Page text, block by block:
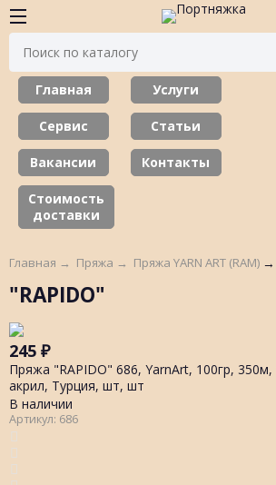
Главная Услуги
Сервис Статьи
Вакансии Контакты
Стоимость
доставки
Главная → Пряжа → Пряжа YARN ART (RAM) →
"RAPIDO"
245 ₽
Пряжа "RAPIDO" 686, YarnArt, 100гр,
акрил, Турция, шт, шт
В наличии
Артикул: 686